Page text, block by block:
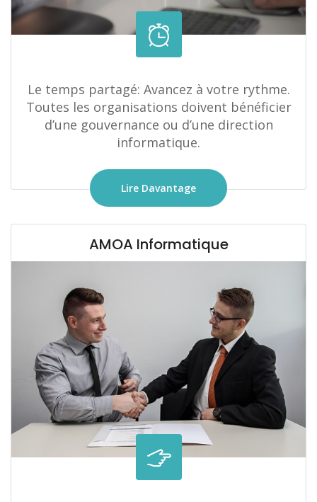
Le temps partagé: Avancez à votre rythme.
Toutes les organisations doivent bénéficier
d’une gouvernance ou d’une direction
informatique.
Lire Davantage
AMOA Informatique